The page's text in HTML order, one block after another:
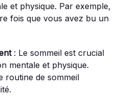
et physique. Par exemple,
fois que vous avez bu un
: Le sommeil est crucial
mentale et physique.
routine de sommeil